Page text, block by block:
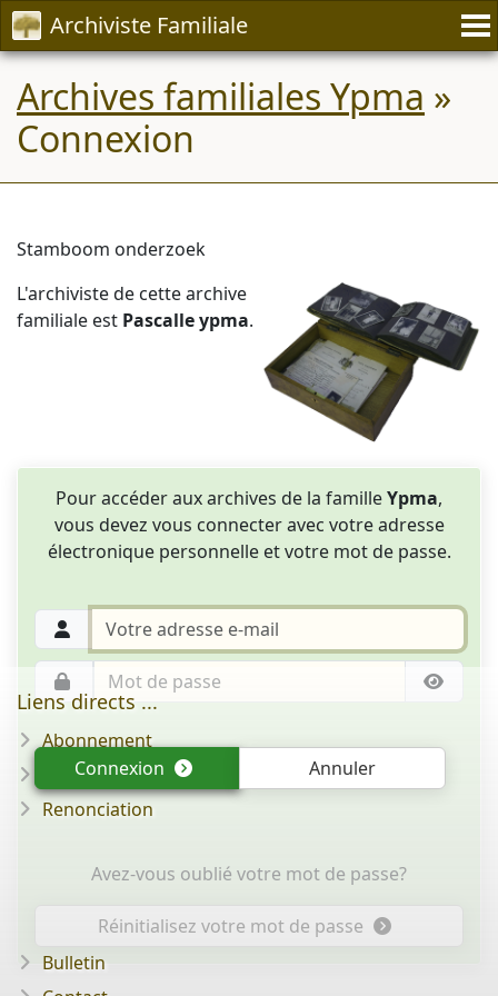
Archiviste Familiale
Archives familiales Ypma »
Connexion
Stamboom onderzoek
L'archiviste de cette archive
familiale est Pascalle ypma.
Pour accéder aux archives de la familleYpma,
vous devez vous connecter avec votre adresse
électronique personnelle et votre mot de passe.
Connexion Annuler
Avez-vous oublié votre mot de passe?
Réinitialisez votre mot de passe
Liens directs ...
Abonnement
Question/réponse
Renonciation
Bulletin